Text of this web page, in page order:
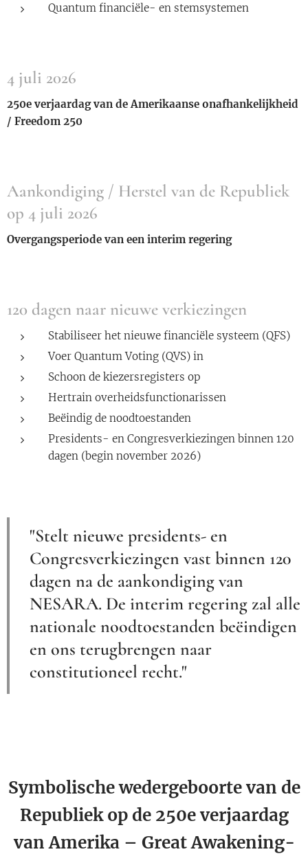
Quantum financiële- en stemsystemen
4 juli 2026
250e verjaardag van de Amerikaanse onafhankelijkheid
/ Freedom 250
Aankondiging / Herstel van de Republiek
op 4 juli 2026
Overgangsperiode van een interim regering
120 dagen naar nieuwe verkiezingen
Stabiliseer het nieuwe financiële systeem (QFS)
Voer Quantum Voting (QVS) in
Schoon de kiezersregisters op
Hertrain overheidsfunctionarissen
Beëindig de noodtoestanden
Presidents- en Congresverkiezingen binnen 120
dagen (begin november 2026)
"Stelt nieuwe presidents- en
Congresverkiezingen vast binnen 120
dagen na de aankondiging van
NESARA. De interim regering zal alle
nationale noodtoestanden beëindigen
en ons terugbrengen naar
constitutioneel recht."
Symbolische wedergeboorte van de
Republiek op de 250e verjaardag
van Amerika – Great Awakening-